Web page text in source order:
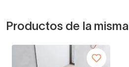
Productos de la